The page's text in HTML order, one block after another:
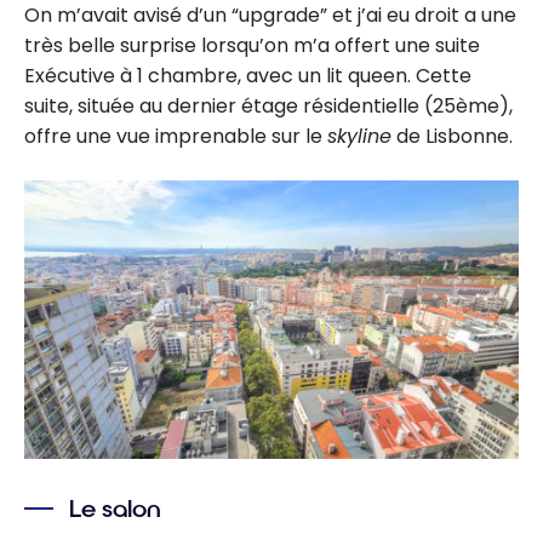
On m’avait avisé d’un “upgrade” et j’ai eu droit a une
très belle surprise lorsqu’on m’a offert une suite
Exécutive à 1 chambre, avec un lit queen. Cette
suite, située au dernier étage résidentielle (25ème),
offre une vue imprenable sur leskylinede Lisbonne.
Le salon